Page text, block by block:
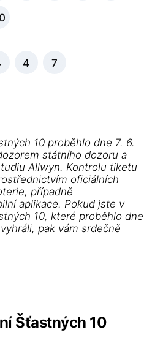
4
7
10 proběhlo dne 7. 6.
státního dozoru a
Allwyn. Kontrolu tiketu
oficiálních
případně
aplikace. Pokud jste v
10, které proběhlo dne
pak vám srdečně
Šťastných 10